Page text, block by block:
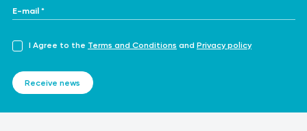
E-mail *
I Agree to the Terms and Conditions and Privacy policy
Receive news